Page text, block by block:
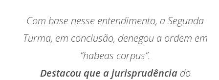
Com base nesse entendimento, a Segunda
Turma, em conclusão, denegou a ordem em
“habeas corpus”.
Destacou que a jurisprudência do